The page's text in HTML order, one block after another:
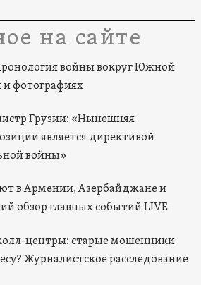
на сайте
войны вокруг Южной
и фотографиях
Грузии: «Нынешняя
является директивой
войны»
в Армении, Азербайджане и
обзор главных событий LIVE
центры: старые мошенники
Журналистское расследование